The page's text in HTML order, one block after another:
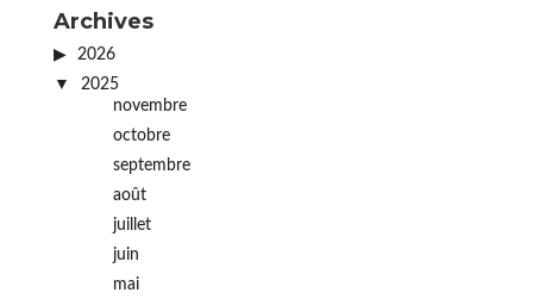
Archives
2026
2025
novembre
octobre
septembre
août
juillet
juin
mai